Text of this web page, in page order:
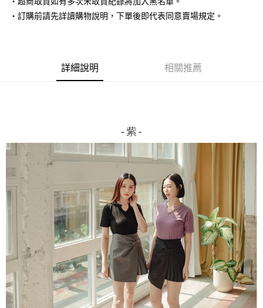
街口支付
１．簡單：不需註冊會員、不需綁卡、不需儲值。
２．便利：只要手機號碼，簡訊認證，即可結帳。
３．安心：先確認商品／服務後，再付款。
【「AFTEE先享後付」結帳流程】
１．於結帳方式選擇「AFTEE先享後付」後，將跳轉至「AFTEE先享後付」
結帳頁面，進行簡訊認證並確認金額後，即可完成結帳。
２．訂單成立數日內，您將收到繳費通知簡訊。
３．收到繳費通知簡訊後14天內，點擊此簡訊中的連結，可透過四大超商／
ATM／網路銀行／等多元方式進行付款，方視為交易完成。
※ 請注意：結帳手續完成當下不需立刻繳費，但若您需要取消訂單，請聯絡
購買商品的店家。未經商家同意取消之訂單仍視為有效，需透過AFTEE先享
後付繳納相關費用。
※ 交易是否成功請以「AFTEE先享後付 」之結帳頁面顯示為準，若有關於
是否繳費成功／繳費後需取消欲退款等相關疑問，請聯繫「AFTEE先享後付
客戶支援中心」 https://netprotections.freshdesk.com/support/home
運送方式
全家取貨付款
每筆NT$80，滿NT$1,500(含以上)免運費
付款後全家取貨
每筆NT$80，滿NT$1,500(含以上)免運費
萊爾富取貨付款
每筆NT$80，滿NT$1,500(含以上)免運費
付款後萊爾富取貨
每筆NT$80，滿NT$1,500(含以上)免運費
‧訂購前請先詳讀購物說明，下單後即代表同意賣場規定。
詳細說明 相關推薦